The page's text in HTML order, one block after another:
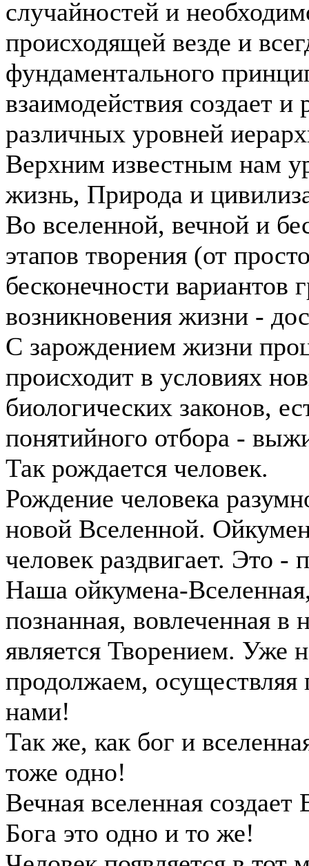
случайностей и
происходящей везде и
фундаментального
взаимодействия создает
различных уровней
Верхним известным нам
жизнь, Природа и
Во вселенной, вечной и
этапов творения (от
бесконечности вариантов
возникновения жизни -
С зарождением жизни
происходит в условиях
биологических законов,
понятийного отбора -
Так рождается человек.
Рождение человека
новой Вселенной.
человек раздвигает. Это -
Наша ойкумена-
познанная, вовлеченная в
является Творением.
продолжаем,
нами!
Так же, как бог и
тоже одно!
Вечная вселенная
Бога это одно и то же!